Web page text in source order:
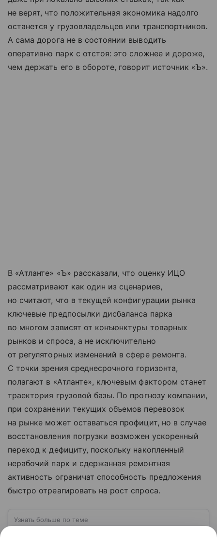
не верят, что положительная экономика надолго
останется у грузовладельцев или транспортников.
А сама дорога не в состоянии выводить
оперативно парк с отстоя: это сложнее и дороже,
чем держать его в обороте, говорит источник «Ъ».
В «Атланте» «Ъ» рассказали, что оценку ИЦО
рассматривают как один из сценариев,
но считают, что в текущей конфигурации рынка
ключевые предпосылки дисбаланса парка
во многом зависят от конъюнктуры товарных
рынков и спроса, а не исключительно
от регуляторных изменений в сфере ремонта.
С точки зрения среднесрочного горизонта,
полагают в «Атланте», ключевым фактором станет
траектория грузовой базы. По прогнозу компании,
при сохранении текущих объемов перевозок
на рынке может оставаться профицит, но в случае
восстановления погрузки возможен ускоренный
переход к дефициту, поскольку накопленный
нерабочий парк и сдержанная ремонтная
активность ограничат способность предложения
быстро отреагировать на рост спроса.
Узнать больше по теме